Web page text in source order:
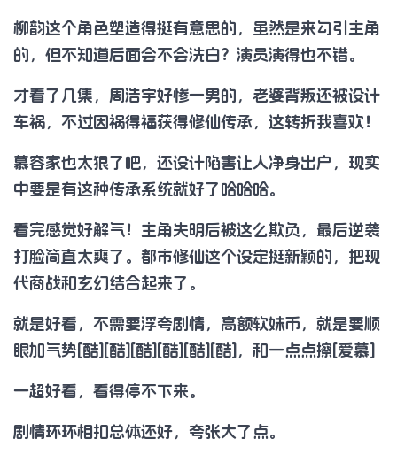
柳韵这个角色塑造得挺有意思的，虽然是来勾引主角
的，但不知道后面会不会洗白？演员演得也不错。
才看了几集，周浩宇好惨一男的，老婆背叛还被设计
车祸，不过因祸得福获得修仙传承，这转折我喜欢！
慕容家也太狠了吧，还设计陷害让人净身出户，现实
中要是有这种传承系统就好了哈哈哈。
看完感觉好解气！主角失明后被这么欺负，最后逆袭
打脸简直太爽了。都市修仙这个设定挺新颖的，把现
代商战和玄幻结合起来了。
就是好看，不需要浮夸剧情，高额软妹币，就是要顺
眼加气势[酷][酷][酷][酷][酷][酷]，和一点点擦[爱慕]
一超好看，看得停不下来。
剧情环环相扣总体还好，夸张大了点。